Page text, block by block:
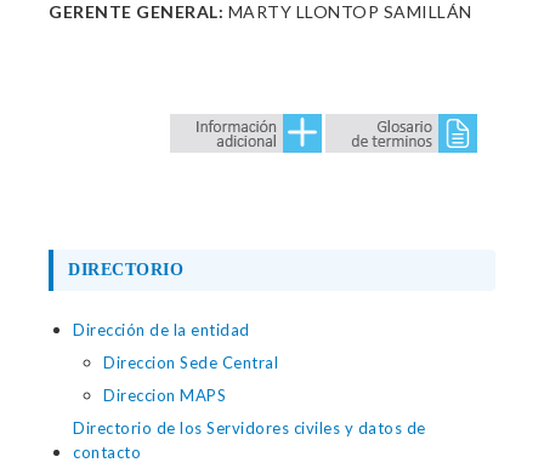
GERENTE GENERAL: MARTY LLONTOP SAMILLÁN
DIRECTORIO
Dirección de la entidad
Direccion Sede Central
Direccion MAPS
Directorio de los Servidores civiles y datos de
contacto